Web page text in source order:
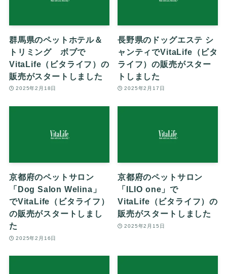
群馬県のペットホテル＆
トリミング ボブで
VitaLife（ビタライフ）の
販売がスタートしました
2025年2月18日
長野県のドッグエステ シ
ャンティでVitaLife（ビタ
ライフ）の販売がスター
トしました
2025年2月17日
京都府のペットサロン
「Dog Salon Welina」
でVitaLife（ビタライフ）
の販売がスタートしまし
た
2025年2月16日
京都府のペットサロン
「ILIO one」で
VitaLife（ビタライフ）の
販売がスタートしました
2025年2月15日